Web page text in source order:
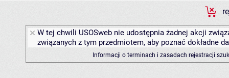
W tej chwili USOSweb nie udostępnia żadnej akcji
związanych z tym przedmiotem, aby poznać dokładne
Informacji o terminach i zasadach rejestracji